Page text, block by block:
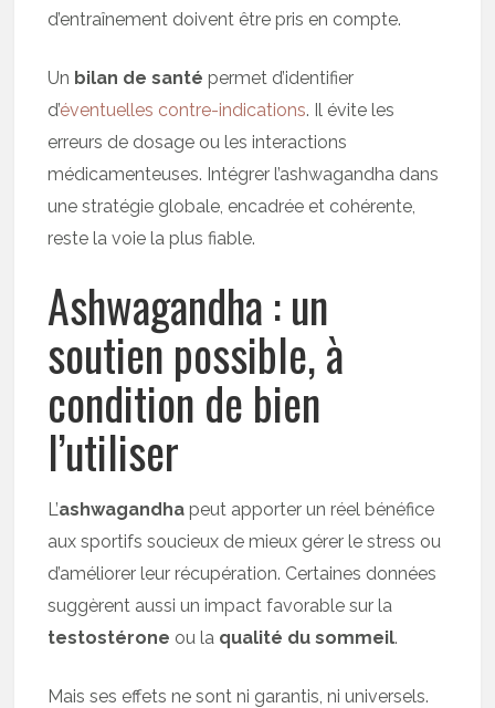
d’entraînement doivent être pris en compte.
Un bilan de santé permet d’identifier
d’éventuelles contre-indications. Il évite les
erreurs de dosage ou les interactions
médicamenteuses. Intégrer l’ashwagandha dans
une stratégie globale, encadrée et cohérente,
reste la voie la plus fiable.
Ashwagandha : un
soutien possible, à
condition de bien
l’utiliser
L’ashwagandha peut apporter un réel bénéfice
aux sportifs soucieux de mieux gérer le stress ou
d’améliorer leur récupération. Certaines données
suggèrent aussi un impact favorable sur la
testostérone ou la qualité du sommeil.
Mais ses effets ne sont ni garantis, ni universels.